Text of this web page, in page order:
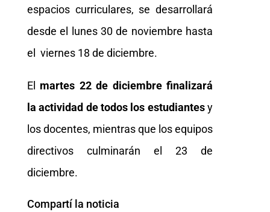
espacios curriculares, se desarrollará
desde el lunes 30 de noviembre hasta
el viernes 18 de diciembre.
El martes 22 de diciembre finalizará
la actividad de todos los estudiantesy
los docentes, mientras que los equipos
directivos culminarán el 23 de
diciembre.
Compartí la noticia